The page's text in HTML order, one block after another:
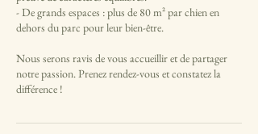
- De grands espaces : plus de 80 m² par chien en
dehors du parc pour leur bien-être.
Nous serons ravis de vous accueillir et de partager
notre passion. Prenez rendez-vous et constatez la
différence !